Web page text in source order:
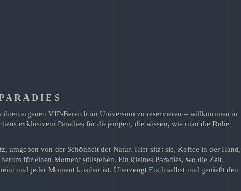
ihren eigenen VIP-Bereich im Universum zu reservieren – willkommen in
exklusivem Paradies für diejenigen, die wissen, wie man die Ruhe
umgeben von der Schönheit der Natur. Hier sitzt sie, Kaffee in der Hand,
für einen Moment stillstehen. Ein kleines Paradies, wo die Zeit
und jeder Moment kostbar ist. Überzeugt Euch selbst und genießt den